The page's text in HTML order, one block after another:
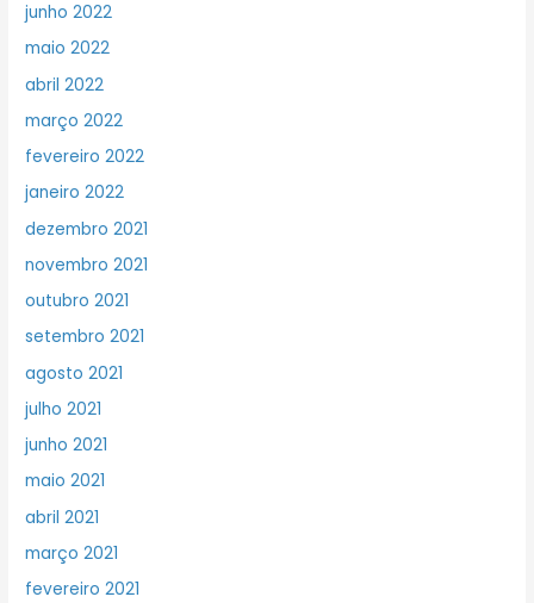
junho 2022
maio 2022
abril 2022
março 2022
fevereiro 2022
janeiro 2022
dezembro 2021
novembro 2021
outubro 2021
setembro 2021
agosto 2021
julho 2021
junho 2021
maio 2021
abril 2021
março 2021
fevereiro 2021